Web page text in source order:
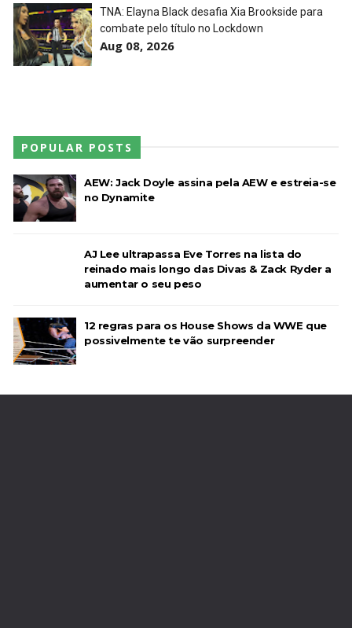
WWE Friday Night Smackdown 07Aug2026
Unknown-Aug 08 2026
TNA: Elayna Black desafia Xia Brookside para
combate pelo título no Lockdown
Aug 08, 2026
POPULAR POSTS
AEW: Jack Doyle assina pela AEW e estreia-se
no Dynamite
AJ Lee ultrapassa Eve Torres na lista do
reinado mais longo das Divas & Zack Ryder a
aumentar o seu peso
12 regras para os House Shows da WWE que
possivelmente te vão surpreender